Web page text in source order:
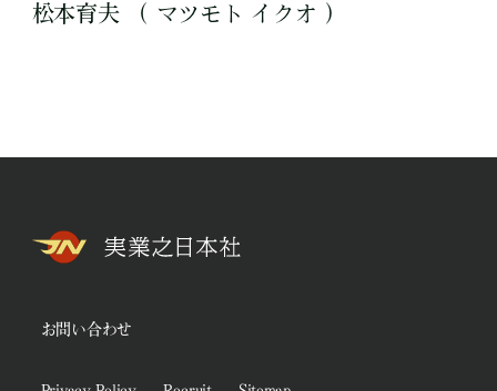
松本育夫 （ マツモト イクオ ）
お問い合わせ